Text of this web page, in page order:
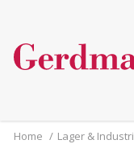
Home / Lager & Industri